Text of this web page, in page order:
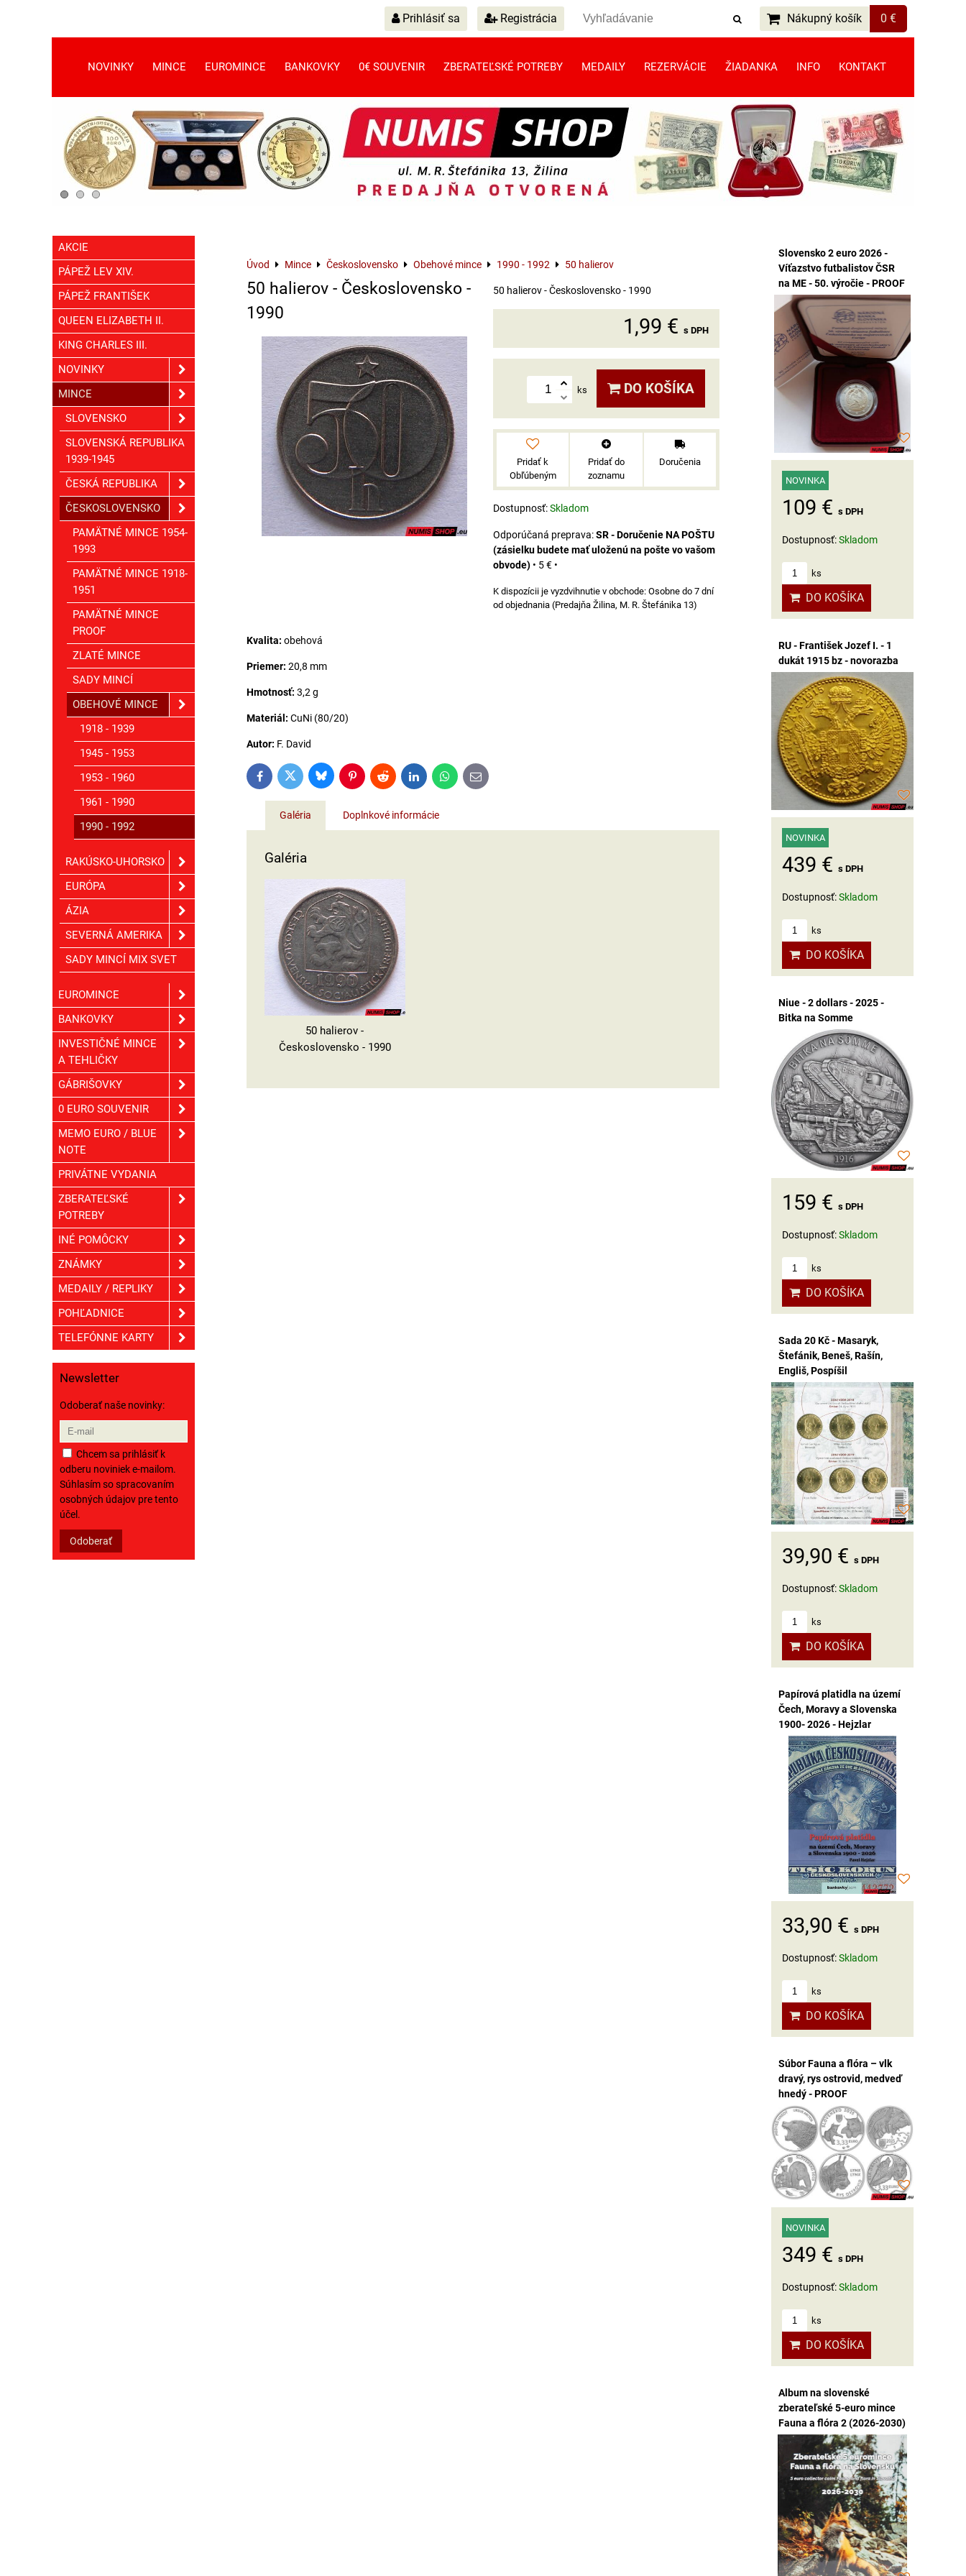
Prihlásiť sa Registrácia Nákupný košík 0 €
NOVINKY MINCE EUROMINCE BANKOVKY 0€ SOUVENIR ZBERATEĽSKÉ POTREBY MEDAILY REZERVÁCIE ŽIADANKA INFO KONTAKT
Úvod Mince Československo Obehové mince 1990 - 1992 50 halierov
50 halierov - Československo -
1990
50 halierov - Československo - 1990
1,99 € s DPH
ks DO KOŠÍKA
Pridať k
Obľúbeným
Pridať do
zoznamu
Doručenia
Dostupnosť:Skladom
SR - Doručenie NA POŠTU
(zásielku budete mať uloženú na pošte vo vašom
obvode) • 5 € •
Osobne do 7 dní
od objednania (Predajňa Žilina, M. R. Štefánika 13)
Kvalita: obehová
Priemer: 20,8 mm
Hmotnosť: 3,2 g
Materiál: CuNi (80/20)
Autor: F. David
FacebookTwitter BlueskyPinterestReddit LinkedInWhatsApp
E-
mail
Galéria Doplnkové informácie
Galéria
50 halierov -
Československo - 1990
AKCIE
PÁPEŽ LEV XIV.
PÁPEŽ FRANTIŠEK
QUEEN ELIZABETH II.
KING CHARLES III.
NOVINKY
MINCE
SLOVENSKO
SLOVENSKÁ REPUBLIKA
1939-1945
ČESKÁ REPUBLIKA
ČESKOSLOVENSKO
PAMÄTNÉ MINCE 1954-
1993
PAMÄTNÉ MINCE 1918-
1951
PAMÄTNÉ MINCE
PROOF
ZLATÉ MINCE
SADY MINCÍ
OBEHOVÉ MINCE
1918 - 1939
1945 - 1953
1953 - 1960
1961 - 1990
1990 - 1992
RAKÚSKO-UHORSKO
EURÓPA
ÁZIA
SEVERNÁ AMERIKA
SADY MINCÍ MIX SVET
EUROMINCE
BANKOVKY
INVESTIČNÉ MINCE
A TEHLIČKY
GÁBRIŠOVKY
0 EURO SOUVENIR
MEMO EURO / BLUE
NOTE
PRIVÁTNE VYDANIA
ZBERATEĽSKÉ
POTREBY
INÉ POMÔCKY
ZNÁMKY
MEDAILY / REPLIKY
POHĽADNICE
TELEFÓNNE KARTY
Newsletter
Odoberať naše novinky:
Chcem sa prihlásiť k
odberu noviniek e-mailom.
Súhlasím so spracovaním
osobných údajov pre tento
účel.
Odoberať
Slovensko 2 euro 2026 -
Víťazstvo futbalistov ČSR
na ME - 50. výročie - PROOF
NOVINKA
109 € s DPH
Dostupnosť:Skladom
ks
DO KOŠÍKA
RU - František Jozef I. - 1
dukát 1915 bz - novorazba
NOVINKA
439 € s DPH
Dostupnosť:Skladom
ks
DO KOŠÍKA
Niue - 2 dollars - 2025 -
Bitka na Somme
159 € s DPH
Dostupnosť:Skladom
ks
DO KOŠÍKA
Sada 20 Kč - Masaryk,
Štefánik, Beneš, Rašín,
Engliš, Pospíšil
39,90 € s DPH
Dostupnosť:Skladom
ks
DO KOŠÍKA
Papírová platidla na území
Čech, Moravy a Slovenska
1900- 2026 - Hejzlar
33,90 € s DPH
Dostupnosť:Skladom
ks
DO KOŠÍKA
Súbor Fauna a flóra – vlk
dravý, rys ostrovid, medveď
hnedý - PROOF
NOVINKA
349 € s DPH
Dostupnosť:Skladom
ks
DO KOŠÍKA
Album na slovenské
zberateľské 5-euro mince
Fauna a flóra 2 (2026-2030)